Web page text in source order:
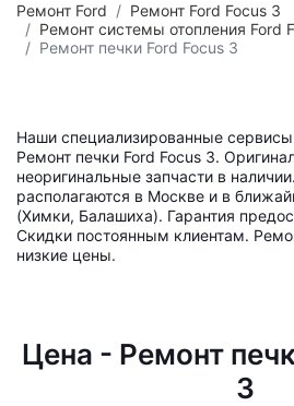
Ремонт Ford
Ремонт Ford Focus 3
Ремонт системы отопления Ford
Ремонт печки Ford Focus 3
Наши специализированные сервисы
Ремонт печки Ford Focus 3.
неоригинальные запчасти в
располагаются в Москве и в
(Химки, Балашиха). Гарантия
Скидки постоянным клиентам.
низкие цены.
Цена - Ремонт
3